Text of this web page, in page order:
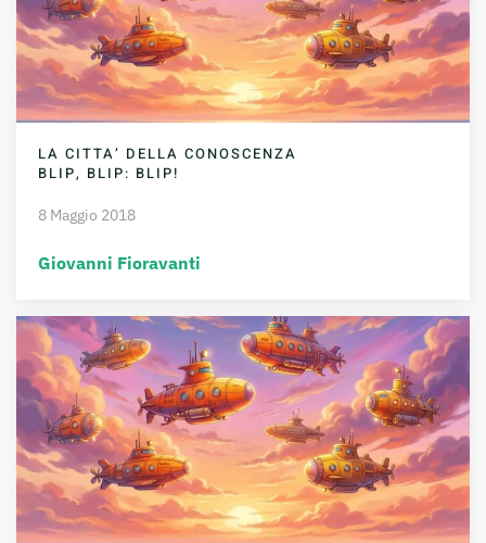
LA CITTA’ DELLA CONOSCENZA
BLIP, BLIP: BLIP!
8 Maggio 2018
Giovanni Fioravanti